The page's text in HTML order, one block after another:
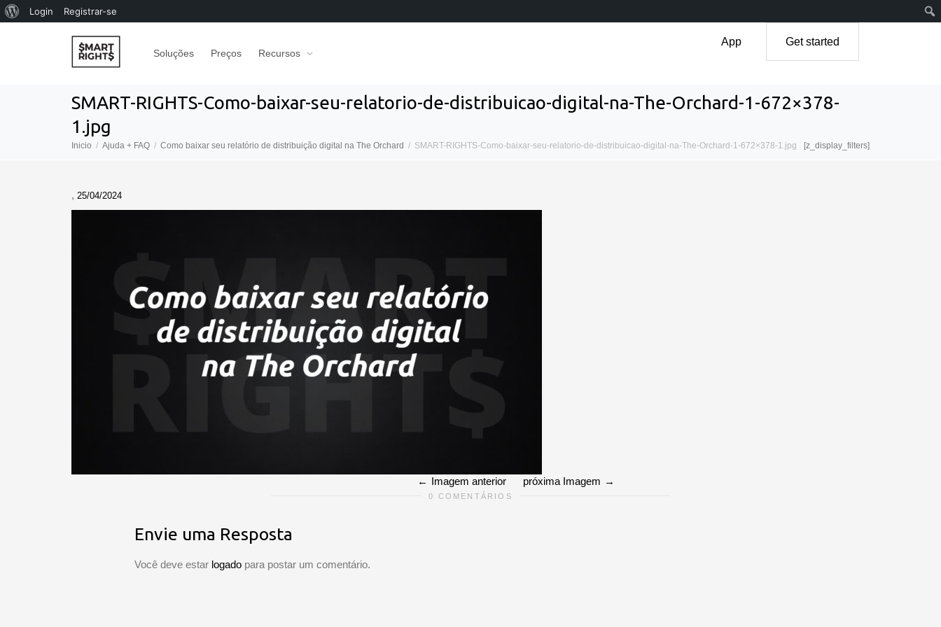
Soluções Preços Recursos
App Get started
SMART-RIGHTS-Como-baixar-seu-relatorio-de-distribuicao-digital-na-The-Orchard-1-672×378-
1.jpg
Inicio Ajuda + FAQ Como baixar seu relatório de distribuição digital na The Orchard SMART-RIGHTS-Como-baixar-seu-relatorio-de-distribuicao-digital-na-The-Orchard-1-672×378-1.jpg [z_display_filters]
, 25/04/2024
Imagem anterior próxima Imagem
0 COMENTÁRIOS
Envie uma Resposta
Você deve estar logado para postar um comentário.
Sobre
Login Registrar-se